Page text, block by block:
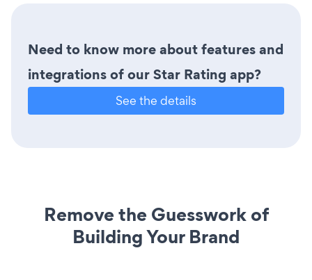
Need to know more about features and
integrations of our Star Rating app?
See the details
Remove the Guesswork of
Building Your Brand